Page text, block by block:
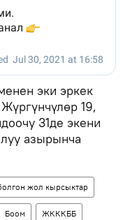
эки эркек
19,
31де экени
азырынча
жол кырсыктар
Боом ЖКККББ